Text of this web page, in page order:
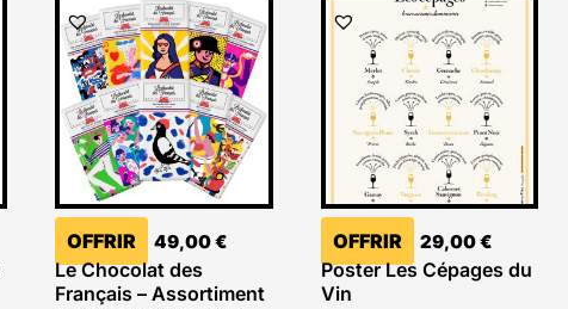
OFFRIR 49,00€
Le Chocolat des
Français – Assortiment
OFFRIR 29,00€
Poster Les Cépages du
Vin